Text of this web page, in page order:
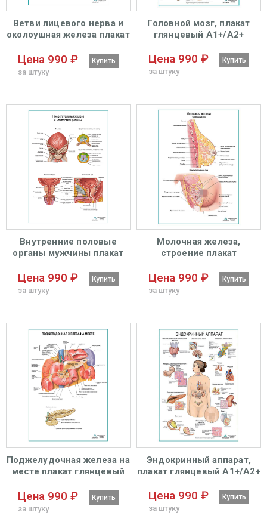
Ветви лицевого нерва и
околоушная железа плакат
Цена 990 ₽
за штуку
Купить
Головной мозг, плакат
глянцевый А1+/А2+
Цена 990 ₽
за штуку
Купить
Внутренние половые
органы мужчины плакат
Цена 990 ₽
за штуку
Купить
Молочная железа,
строение плакат
Цена 990 ₽
за штуку
Купить
Поджелудочная железа на
месте плакат глянцевый
Цена 990 ₽
за штуку
Купить
Эндокринный аппарат,
плакат глянцевый А1+/А2+
Цена 990 ₽
за штуку
Купить